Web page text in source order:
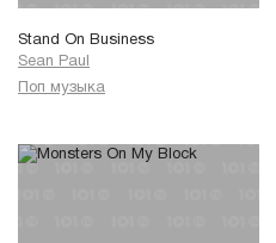
Stand On Business
Sean Paul
Поп музыка